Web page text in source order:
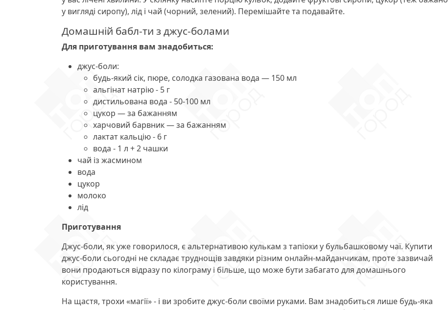
у вигляді сиропу), лід і чай (чорний, зелений). Перемішайте та подавайте.
Домашній бабл-ти з джус-болами
Для приготування вам знадобиться:
джус-боли:
будь-який сік, пюре, солодка газована вода — 150 мл
альгінат натрію - 5 г
дистильована вода - 50-100 мл
цукор — за бажанням
харчовий барвник — за бажанням
лактат кальцію - 6 г
вода - 1 л + 2 чашки
чай із жасмином
вода
цукор
молоко
лід
Приготування
Джус-боли, як уже говорилося, є альтернативою кулькам з тапіоки у бульбашковому чаї. Купити
джус-боли сьогодні не складає труднощів завдяки різним онлайн-майданчикам, проте зазвичай
вони продаються відразу по кілограму і більше, що може бути забагато для домашнього
користування.
На щастя, трохи «магії» - і ви зробите джус-боли своїми руками. Вам знадобиться лише будь-яка